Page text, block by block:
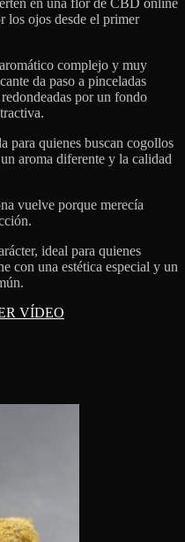
en una flor de CBD online
los ojos desde el primer
complejo y muy
da paso a pinceladas
por un fondo
para quienes buscan cogollos
aroma diferente y la calidad
vuelve porque merecía
ideal para quienes
con una estética especial y un
VÍDEO